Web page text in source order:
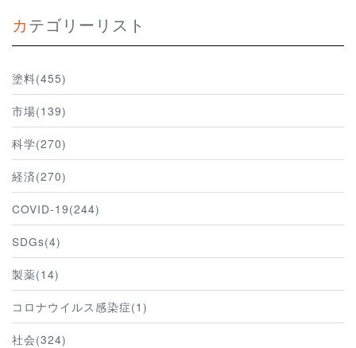
カテゴリーリスト
塗料(455)
市場(139)
科学(270)
経済(270)
COVID-19(244)
SDGs(4)
製薬(14)
コロナウイルス感染症(1)
社会(324)